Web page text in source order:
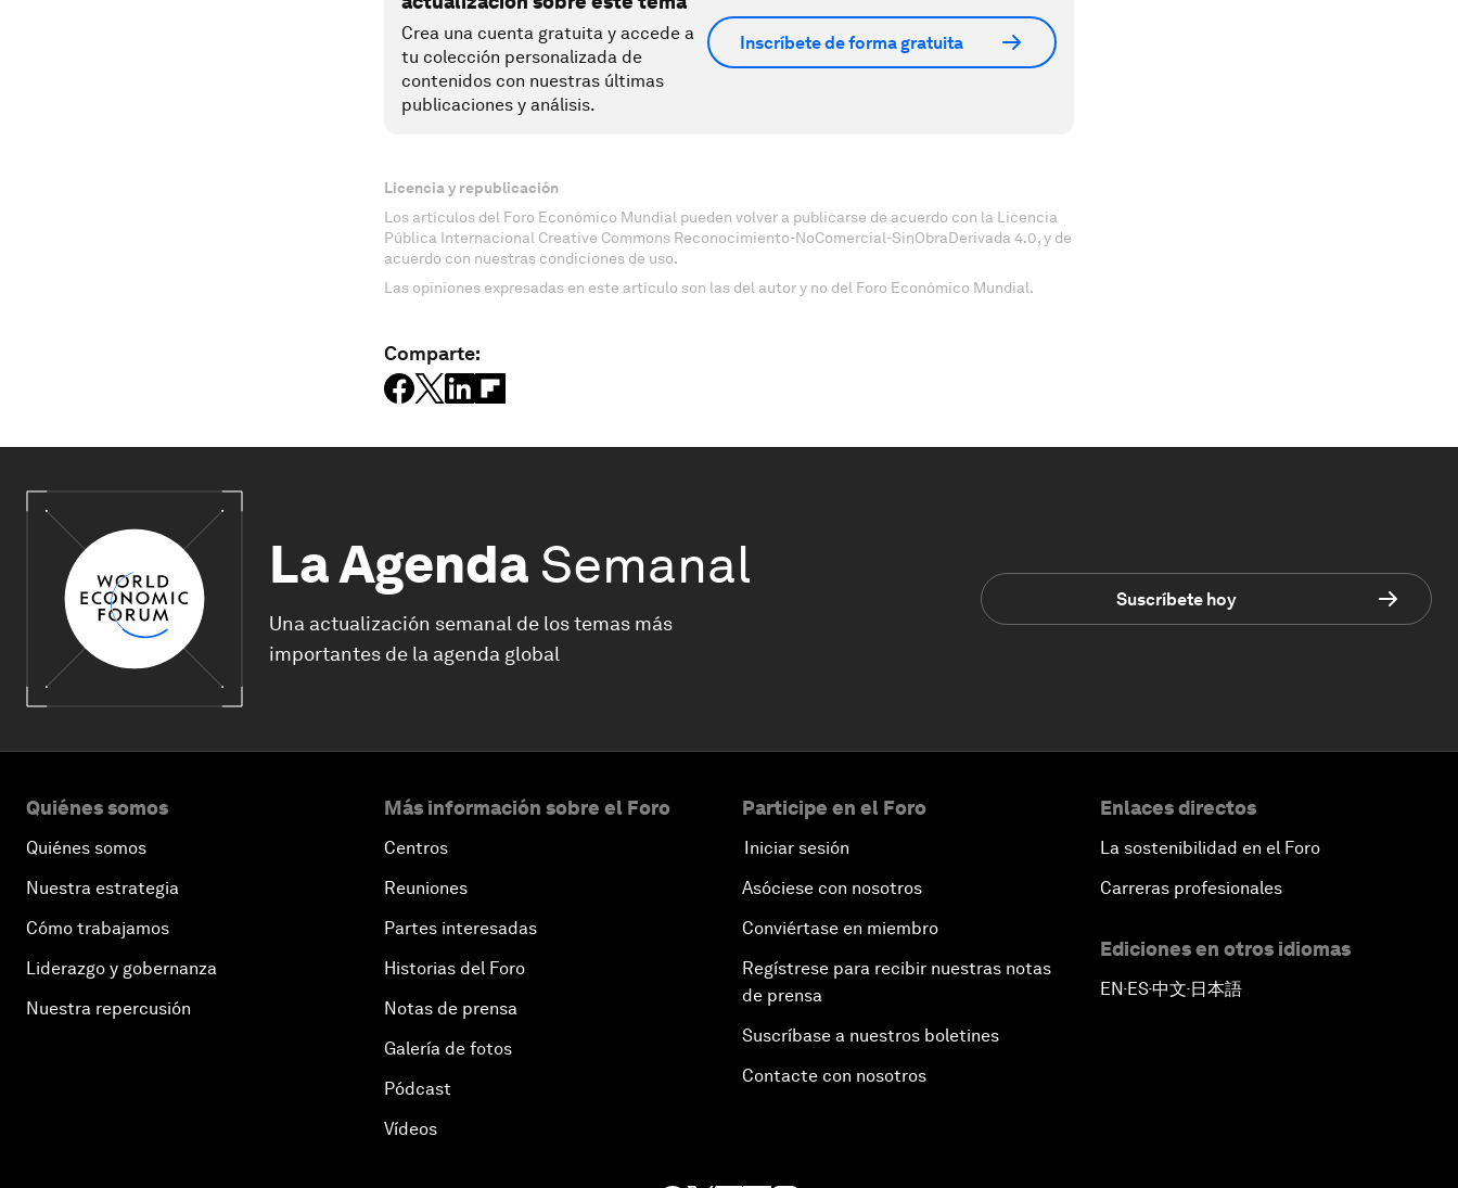
Crea una cuenta gratuita y accede a
tu colección personalizada de
contenidos con nuestras últimas
publicaciones y análisis.
Inscríbete de forma gratuita
Licencia y republicación
Los artículos del Foro Económico Mundial pueden volver a publicarse de acuerdo con la Licencia
Pública Internacional Creative Commons Reconocimiento-NoComercial-SinObraDerivada 4.0, y de
acuerdo con nuestras condiciones de uso.
Las opiniones expresadas en este artículo son las del autor y no del Foro Económico Mundial.
Comparte:
La Agenda Semanal
Una actualización semanal de los temas más
importantes de la agenda global
Suscríbete hoy
Quiénes somos
Quiénes somos
Nuestra estrategia
Cómo trabajamos
Liderazgo y gobernanza
Nuestra repercusión
Más información sobre el Foro
Centros
Reuniones
Partes interesadas
Historias del Foro
Notas de prensa
Galería de fotos
Pódcast
Vídeos
Participe en el Foro
Iniciar sesión
Asóciese con nosotros
Conviértase en miembro
Regístrese para recibir nuestras notas
de prensa
Suscríbase a nuestros boletines
Contacte con nosotros
Enlaces directos
La sostenibilidad en el Foro
Carreras profesionales
Ediciones en otros idiomas
EN▪ES▪中文▪ 日本語